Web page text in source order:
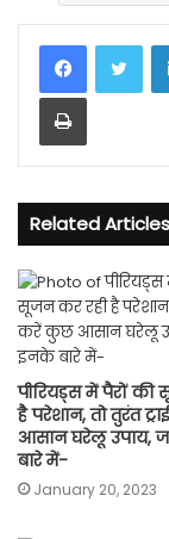
Print
Related Articles
पीर‍ियड्स में पैरों की
है परेशान, तो तुरंत
आसान घरेलू उपाय,
बारे में-
January 20, 2023